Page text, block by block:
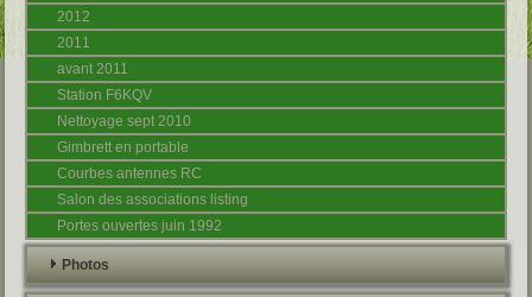
2012
2011
avant 2011
Station F6KQV
Nettoyage sept 2010
Gimbrett en portable
Courbes antennes RC
Salon des associations listing
Portes ouvertes juin 1992
Photos